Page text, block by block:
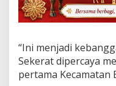
“Ini menjadi
Sekerat dipercaya
pertama Kecamatan